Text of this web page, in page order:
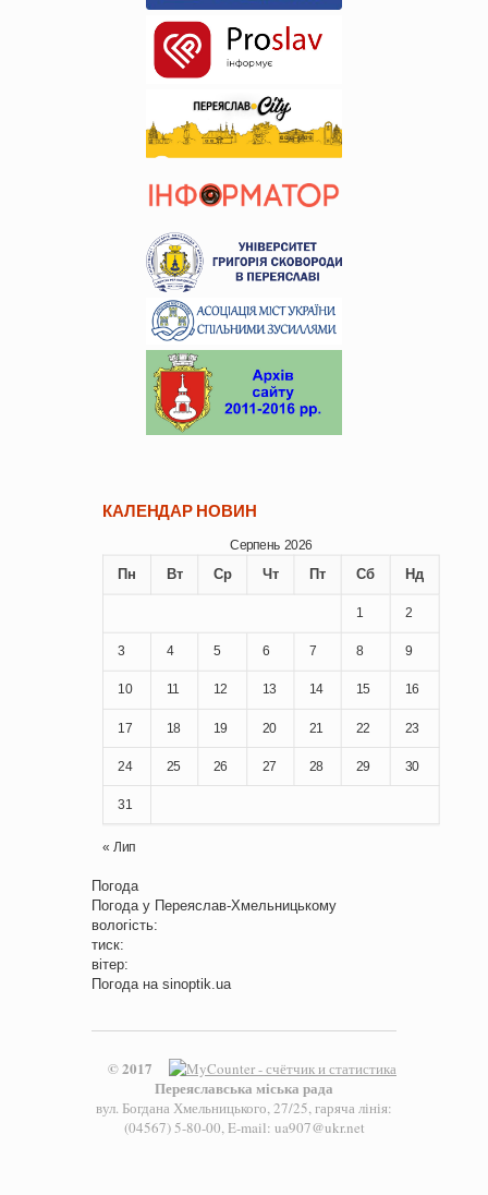
КАЛЕНДАР НОВИН
Серпень 2026
Пн Вт Ср Чт Пт Сб Нд
1 2
3 4 5 6 7 8 9
10 11 12 13 14 15 16
17 18 19 20 21 22 23
24 25 26 27 28 29 30
31
« Лип
Погода
Погода у Переяслав-Хмельницькому
вологість:
тиск:
вітер:
Погода на sinoptik.ua
© 2017
Переяславська міська рада
вул. Богдана Хмельницького, 27/25, гаряча лінія:
(04567) 5-80-00, E-mail: ua907@ukr.net